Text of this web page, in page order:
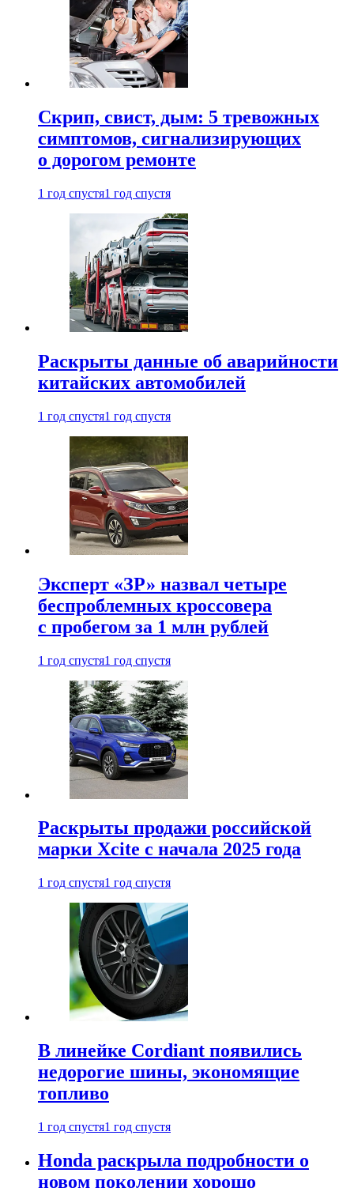
Скрип, свист, дым: 5 тревожных
симптомов, сигнализирующих
о дорогом ремонте
1 год спустя1 год спустя
Раскрыты данные об аварийности
китайских автомобилей
1 год спустя1 год спустя
Эксперт «ЗР» назвал четыре
беспроблемных кроссовера
с пробегом за 1 млн рублей
1 год спустя1 год спустя
Раскрыты продажи российской
марки Xcite с начала 2025 года
1 год спустя1 год спустя
В линейке Cordiant появились
недорогие шины, экономящие
топливо
1 год спустя1 год спустя
Honda раскрыла подробности о
новом поколении хорошо